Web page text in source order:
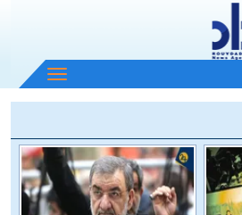
باز
و
منو